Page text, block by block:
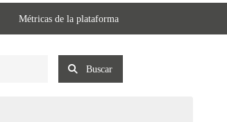
Métricas de la plataforma
Buscar